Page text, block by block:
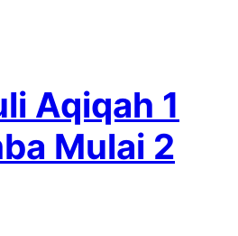
Aqiqah 1
Mulai 2